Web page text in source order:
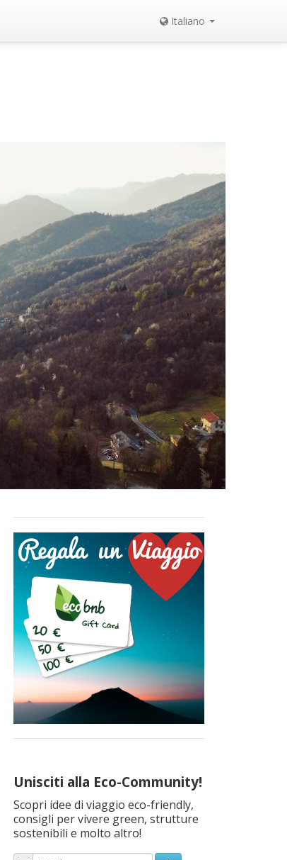
Italiano
Unisciti alla Eco-Community!
Scopri idee di viaggio eco-friendly,
consigli per vivere green, strutture
sostenibili e molto altro!